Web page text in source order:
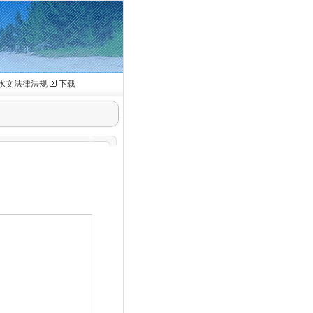
文法律法规 下载